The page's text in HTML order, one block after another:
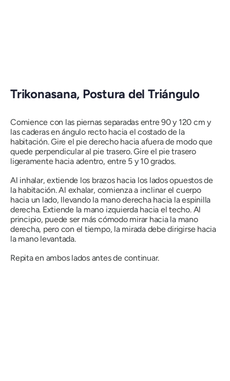
Trikonasana, Postura del Triángulo
Comience con las piernas separadas entre 90 y 120 cm y
las caderas en ángulo recto hacia el costado de la
habitación. Gire el pie derecho hacia afuera de modo que
quede perpendicular al pie trasero. Gire el pie trasero
ligeramente hacia adentro, entre 5 y 10 grados.
Al inhalar, extiende los brazos hacia los lados opuestos de
la habitación. Al exhalar, comienza a inclinar el cuerpo
hacia un lado, llevando la mano derecha hacia la espinilla
derecha. Extiende la mano izquierda hacia el techo. Al
principio, puede ser más cómodo mirar hacia la mano
derecha, pero con el tiempo, la mirada debe dirigirse hacia
la mano levantada.
Repita en ambos lados antes de continuar.